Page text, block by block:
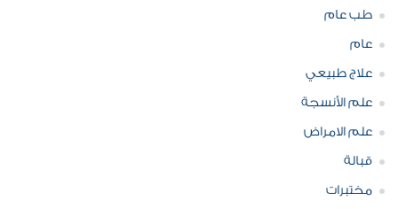
طب عام
عام
علاج طبيعي
علم الأنسجة
علم الامراض
قبالة
مختبرات